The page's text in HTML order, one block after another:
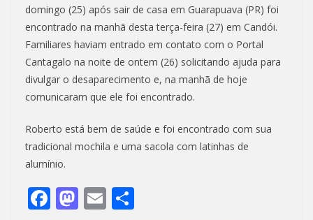
domingo (25) após sair de casa em Guarapuava (PR) foi
encontrado na manhã desta terça-feira (27) em Candói.
Familiares haviam entrado em contato com o Portal
Cantagalo na noite de ontem (26) solicitando ajuda para
divulgar o desaparecimento e, na manhã de hoje
comunicaram que ele foi encontrado.
Roberto está bem de saúde e foi encontrado com sua
tradicional mochila e uma sacola com latinhas de
alumínio.
F M E